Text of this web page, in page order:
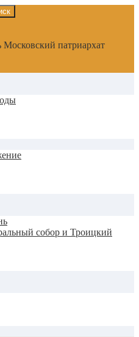
Московский патриархат
собор и Троицкий